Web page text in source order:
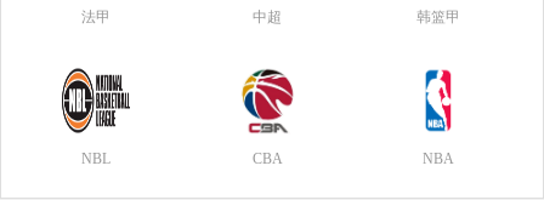
法甲 中超 韩篮甲
NBL CBA NBA